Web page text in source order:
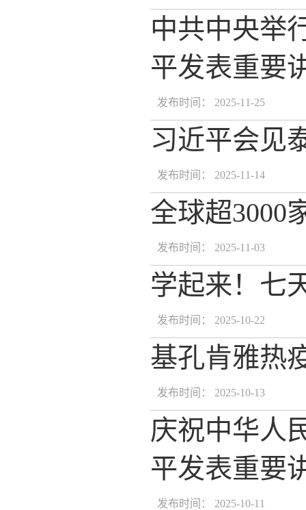
中共中央举
平发表重要
发布时间： 2025-11-25
习近平会见
发布时间： 2025-11-14
全球超3000
发布时间： 2025-11-03
学起来！七
发布时间： 2025-10-22
基孔肯雅热
发布时间： 2025-10-13
庆祝中华人
平发表重要
发布时间： 2025-10-11